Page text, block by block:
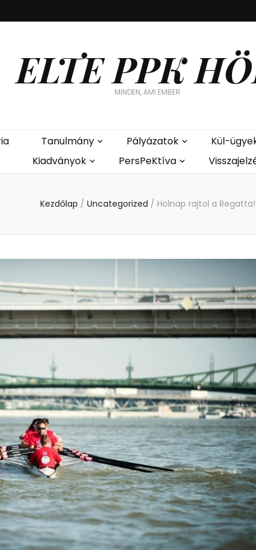
ELTE PPK
MINDEN, AMI EMBER
Tanulmány Pályázatok Kül-
Kiadványok
PersPeKtíva
Kezdőlap / Uncategorized / Holnap rajtol a Regatta!